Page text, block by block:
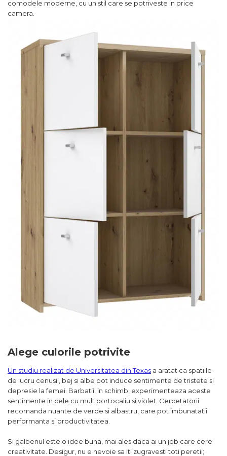
comodele moderne, cu un stil care se potriveste in orice
camera.
Alege culorile potrivite
Un studiu realizat de Universitatea din Texas a aratat ca spatiile
de lucru cenusii, bej si albe pot induce sentimente de tristete si
depresie la femei. Barbatii, in schimb, experimenteaza aceste
sentimente in cele cu mult portocaliu si violet. Cercetatorii
recomanda nuante de verde si albastru, care pot imbunatatii
performanta si productivitatea.
Si galbenul este o idee buna, mai ales daca ai un job care cere
creativitate. Desigur, nu e nevoie sa iti zugravesti toti peretii;